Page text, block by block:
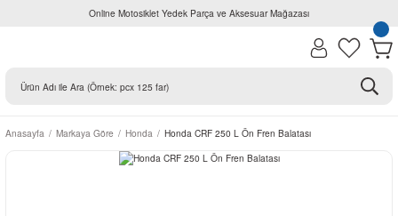
Online Motosiklet Yedek Parça ve Aksesuar Mağazası
Anasayfa Markaya Göre Honda Honda CRF 250 L Ön Fren Balatası